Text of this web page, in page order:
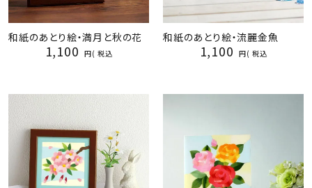
最新のチラシはこちら
お問い合わせ
ようこそ ゲスト 様
meeting_room ログイン person
和紙のあとり絵・満月と秋の花
1,100 税込
和紙のあとり絵・流麗金魚
1,100 税込